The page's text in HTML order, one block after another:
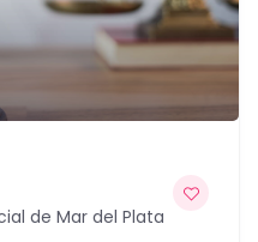
de Mar del Plata